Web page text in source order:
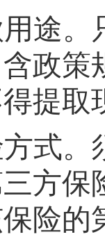
用途。
政策
提取
方式。
方保
险的